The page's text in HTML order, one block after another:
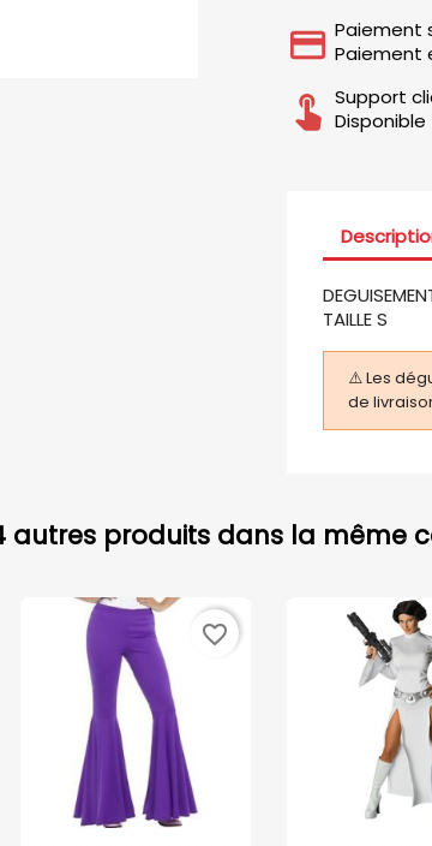
Paiement
Paiement
Support
TAILLE S
⚠️ Les
de
autres produits dans la même
favorite_border